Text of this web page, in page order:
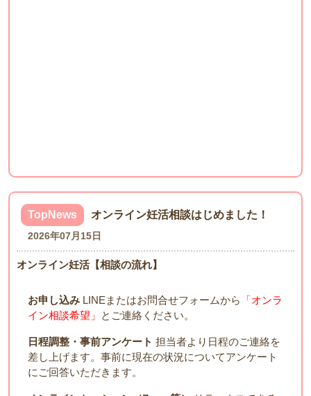
TopNews オンライン妊活相談はじめました！
2026年07月15日
オンライン妊活【相談の流れ】
お申し込み LINEまたはお問合せフォームから
「オンラ
イン相談希望」
とご連絡ください。
日程調整・事前アンケート 担当者より日程のご連絡を
差し上げます。事前に現在の状況についてアンケート
にご回答いただきます。